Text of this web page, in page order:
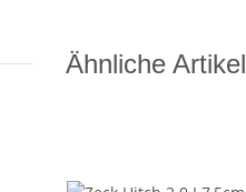
Ähnliche Artikel